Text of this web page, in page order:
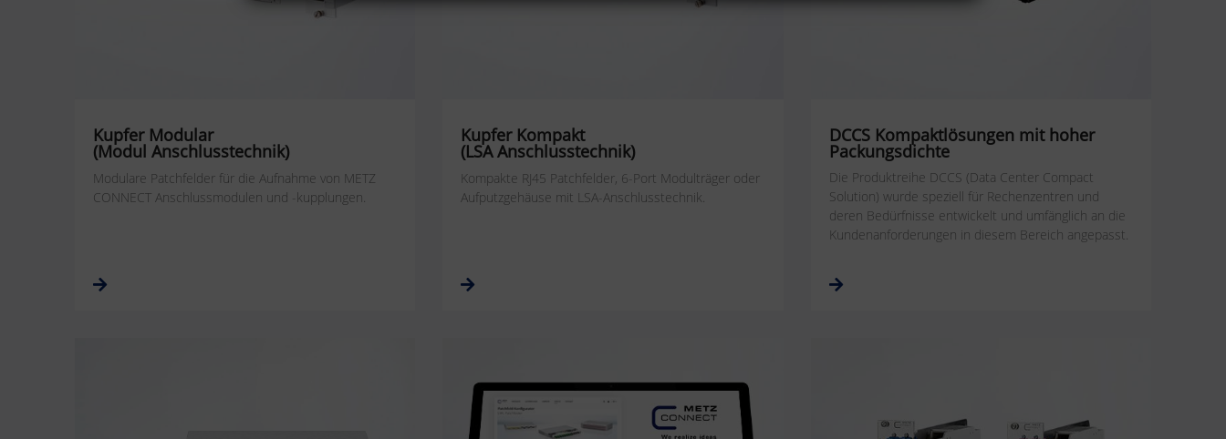
Kupfer Modular
(Modul Anschlusstechnik)
Modulare Patchfelder für die Aufnahme von METZ
CONNECT Anschlussmodulen und -kupplungen.
Kupfer Kompakt
(LSA Anschlusstechnik)
Kompakte RJ45 Patchfelder, 6-Port Modulträger oder
Aufputzgehäuse mit LSA-Anschlusstechnik.
DCCS Kompaktlösungen mit hoher
Packungsdichte
Die Produktreihe DCCS (Data Center Compact
Solution) wurde speziell für Rechenzentren und
deren Bedürfnisse entwickelt und umfänglich an die
Kundenanforderungen in diesem Bereich angepasst.